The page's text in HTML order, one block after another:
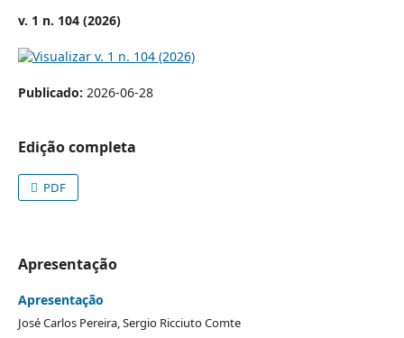
v. 1 n. 104 (2026)
Publicado: 2026-06-28
Edição completa
PDF
Apresentação
Apresentação
José Carlos Pereira, Sergio Ricciuto Comte